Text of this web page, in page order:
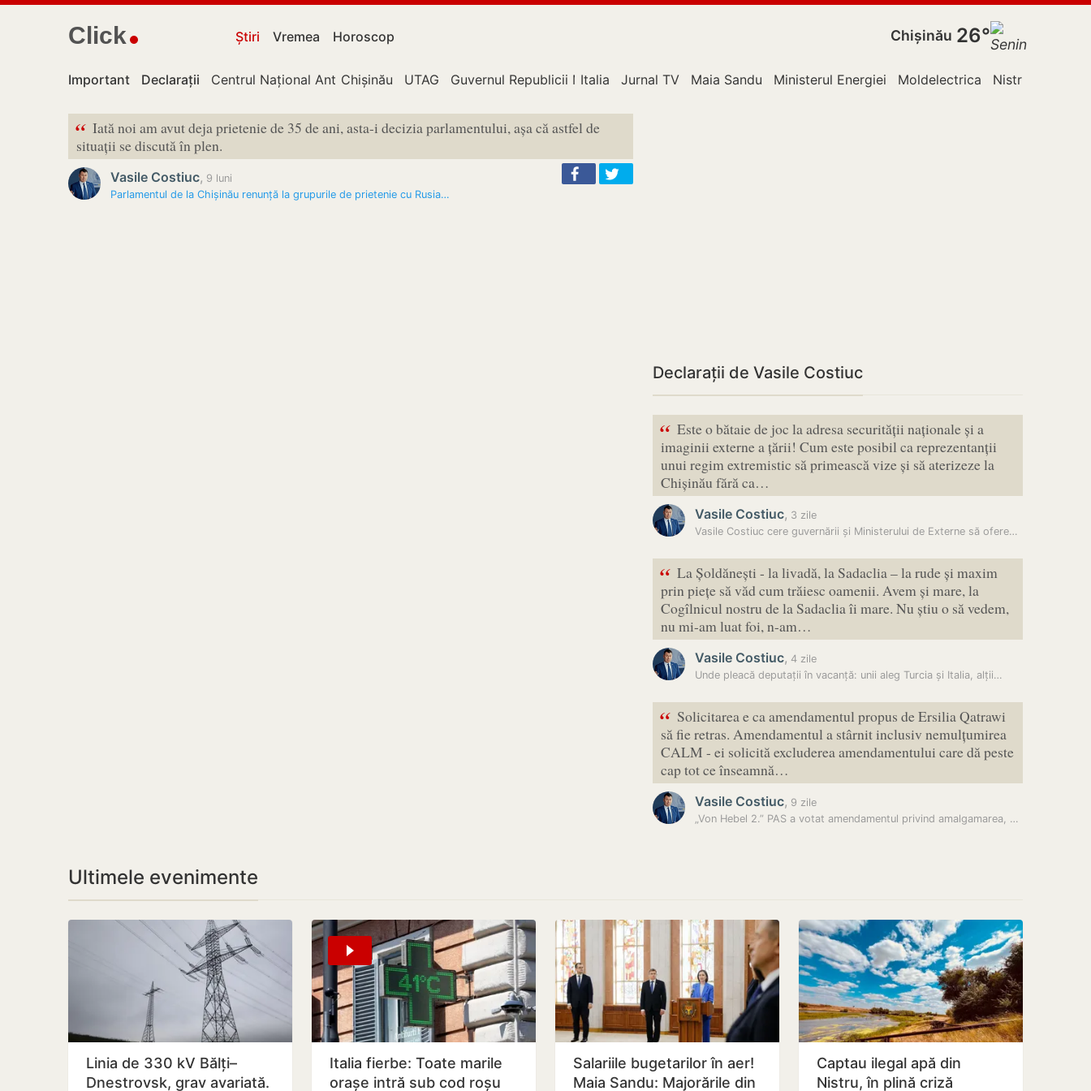
Click Știri Vremea Horoscop Chișinău 26°
Important Declarații Centrul Național Anticorupție
Chișinău UTAG Guvernul Republicii Moldova
Italia Jurnal TV Maia Sandu Ministerul Energiei Moldelectrica Nistru
“ Iată noi am avut deja prietenie de 35 de ani, asta-i decizia parlamentului, așa că astfel de
situații se discută în plen.
Vasile Costiuc, 9 luni
Parlamentul de la Chișinău renunță la grupurile de prietenie cu Rusia…
Declarații de Vasile Costiuc
“ Este o bătaie de joc la adresa securității naționale și a
imaginii externe a țării! Cum este posibil ca reprezentanții
unui regim extremistic să primească vize și să aterizeze la
Chișinău fără ca…
Vasile Costiuc, 3 zile
Vasile Costiuc cere guvernării și Ministerului de Externe să ofere…
“ La Șoldănești - la livadă, la Sadaclia – la rude și maxim
prin piețe să văd cum trăiesc oamenii. Avem și mare, la
Cogîlnicul nostru de la Sadaclia îi mare. Nu știu o să vedem,
nu mi-am luat foi, n-am…
Vasile Costiuc, 4 zile
Unde pleacă deputații în vacanță: unii aleg Turcia și Italia, alții…
“ Solicitarea e ca amendamentul propus de Ersilia Qatrawi
să fie retras. Amendamentul a stârnit inclusiv nemulțumirea
CALM - ei solicită excluderea amendamentului care dă peste
cap tot ce înseamnă…
Vasile Costiuc, 9 zile
„Von Hebel 2.” PAS a votat amendamentul privind amalgamarea, criticat…
Ultimele evenimente
Linia de 330 kV Bălți–
Dnestrovsk, grav avariată.
Italia fierbe: Toate marile
orașe intră sub cod roșu
Salariile bugetarilor în aer!
Maia Sandu: Majorările din
Captau ilegal apă din
Nistru, în plină criză